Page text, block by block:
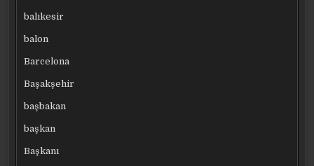
balıkesir
balon
Barcelona
Başakşehir
başbakan
başkan
Başkanı